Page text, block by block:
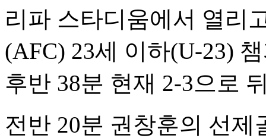
리파 스타디움에서 열리
(AFC) 23세 이하(U-23)
후반 38분 현재 2-3으로
전반 20분 권창훈의 선